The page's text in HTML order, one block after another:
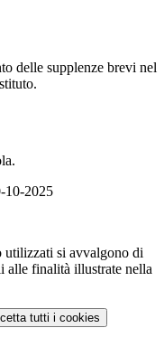
delle supplenze brevi nel
10-2025
utilizzati si avvalgono di
alle finalità illustrate nella
tutti i cookies